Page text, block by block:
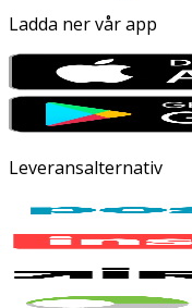
Ladda ner vår app
Leveransalternativ